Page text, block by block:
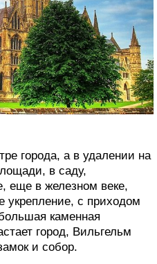
города, а в удалении на
в саду,
еще в железном веке,
укрепление, с приходом
каменная
город, Вильгельм
и собор.